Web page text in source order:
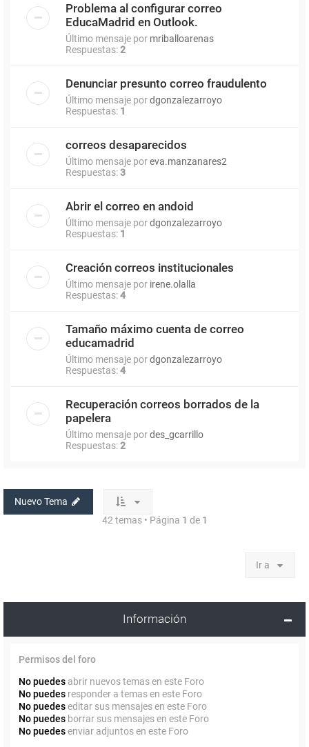
Problema al configurar correo
EducaMadrid en Outlook.
Último mensaje por mriballoarenas
Respuestas:2
Denunciar presunto correo fraudulento
Último mensaje pordgonzalezarroyo
Respuestas: 1
correos desaparecidos
Último mensaje poreva.manzanares2
Respuestas:3
Abrir el correo en andoid
Último mensaje pordgonzalezarroyo
Respuestas: 1
Creación correos institucionales
Último mensaje por irene.olalla
Respuestas:4
Tamaño máximo cuenta de correo
educamadrid
Último mensaje pordgonzalezarroyo
Respuestas:4
Recuperación correos borrados de la
papelera
Último mensaje pordes_gcarrillo
Respuestas:2
Nuevo Tema
42 temas • Página 1 de 1
Ir a
Información
Permisos del foro
No puedes abrir nuevos temas en este Foro
No puedes responder a temas en este Foro
No puedeseditar sus mensajes en este Foro
No puedes borrar sus mensajes en este Foro
No puedesenviar adjuntos en este Foro